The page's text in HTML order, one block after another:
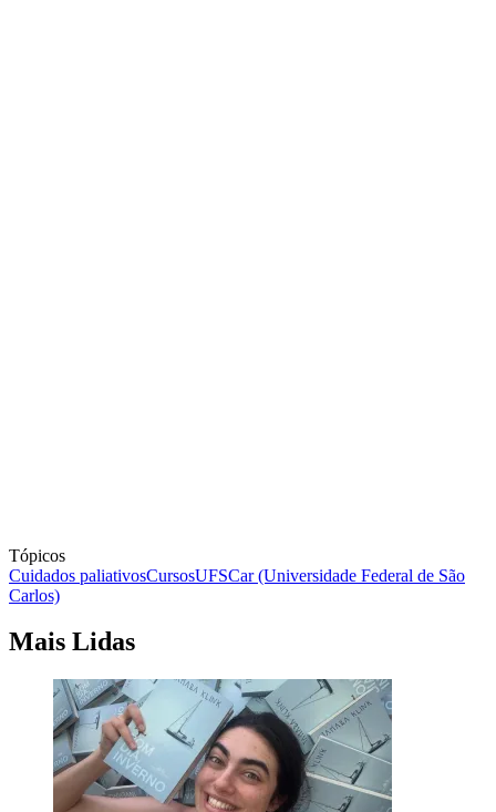
Tópicos
Cuidados paliativosCursosUFSCar (Universidade Federal de São
Carlos)
Mais Lidas